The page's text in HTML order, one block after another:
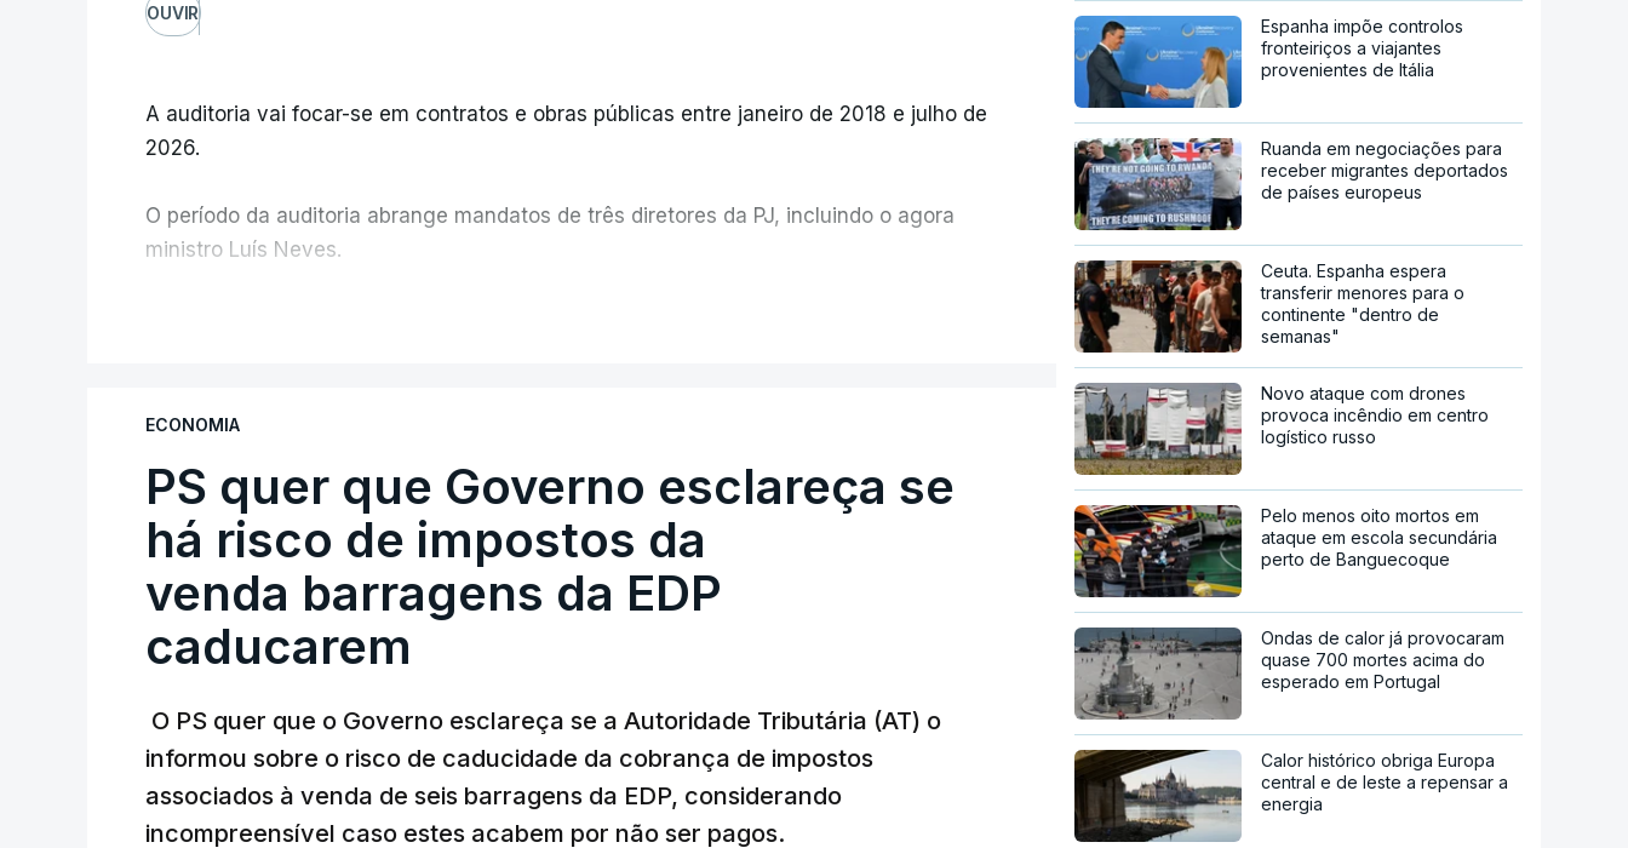
OUVIR
A auditoria vai focar-se em contratos e obras públicas entre janeiro de 2018 e julho de
2026.
O período da auditoria abrange mandatos de três diretores da PJ, incluindo o agora
ministro Luís Neves.
Não há prazos fixados para a conclusão desta avaliação à Polícia Judiciária.
Do início da polémica com a revelação de obras a título pessoal, numa propriedade no
Alentejo, feitas pelo mesmo empreiteiro contratado 17 vezes para obras na Polícia
Judiciária (PJ) até aos últimos dias, em que até do Governo surgiram ordens para mais
inquéritos e averiguações aos seus mandatos à frente da polícia criminal, Luís Neves
está há praticamente um mês sem sair do topo das notícias.
ARTIGOS RELACIONADOS
Nova polémica com Luís Neves. Ministro nega favorecimento a
ECONOMIA
PS quer que Governo esclareça se
há risco de impostos da
venda barragens da EDP
caducarem
O PS quer que o Governo esclareça se a Autoridade Tributária (AT) o
informou sobre o risco de caducidade da cobrança de impostos
associados à venda de seis barragens da EDP, considerando
incompreensível caso estes acabem por não ser pagos.
Espanha impõe controlos
fronteiriços a viajantes
provenientes de Itália
Ruanda em negociações para
receber migrantes deportados
de países europeus
Ceuta. Espanha espera
transferir menores para o
continente "dentro de
semanas"
Novo ataque com drones
provoca incêndio em centro
logístico russo
Pelo menos oito mortos em
ataque em escola secundária
perto de Banguecoque
Ondas de calor já provocaram
quase 700 mortes acima do
esperado em Portugal
Calor histórico obriga Europa
central e de leste a repensar a
energia